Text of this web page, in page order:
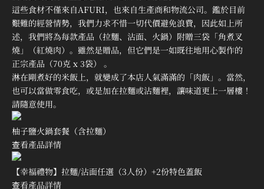
這些食材不僅來自AFURI，也來自生產商和物流公司。鑑於目前
艱難的經營情勢，我們力求不惜一切代價避免浪費，因此如上所
述，我們將為每款產品（拉麵、沾面、火鍋）附贈三袋「角煮叉
燒」（紅燒肉）。雖然是贈品，但它們是一如既往地用心製作的
正宗產品（70克 x 3袋）
。
淋在剛煮好的米飯上，就變成了本店人氣滿滿的「肉飯」。當然，
也可以當做零食吃，或是加在拉麵或沾麵裡，讓味道更上一層樓！
請隨意使用。
柚子鹽火鍋套餐（含拉麵）
查看產品詳情
【幸福禮物】拉麵/沾面任選（3人份）+2份特色蓋飯
查看產品詳情